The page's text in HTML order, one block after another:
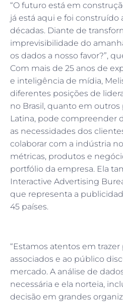
“O futuro está em
já está aqui e foi construído
décadas. Diante de
imprevisibilidade do
os dados a nosso favor?”,
Com mais de 25 anos de
e inteligência de mídia,
diferentes posições de
no Brasil, quanto em outros
Latina, pode compreender
as necessidades dos
colaborar com a indústria
métricas, produtos e
portfólio da empresa. Ela
Interactive Advertising
que representa a
45 países.
“Estamos atentos em trazer
associados e ao público
mercado. A análise de
necessária e ela norteia,
decisão em grandes